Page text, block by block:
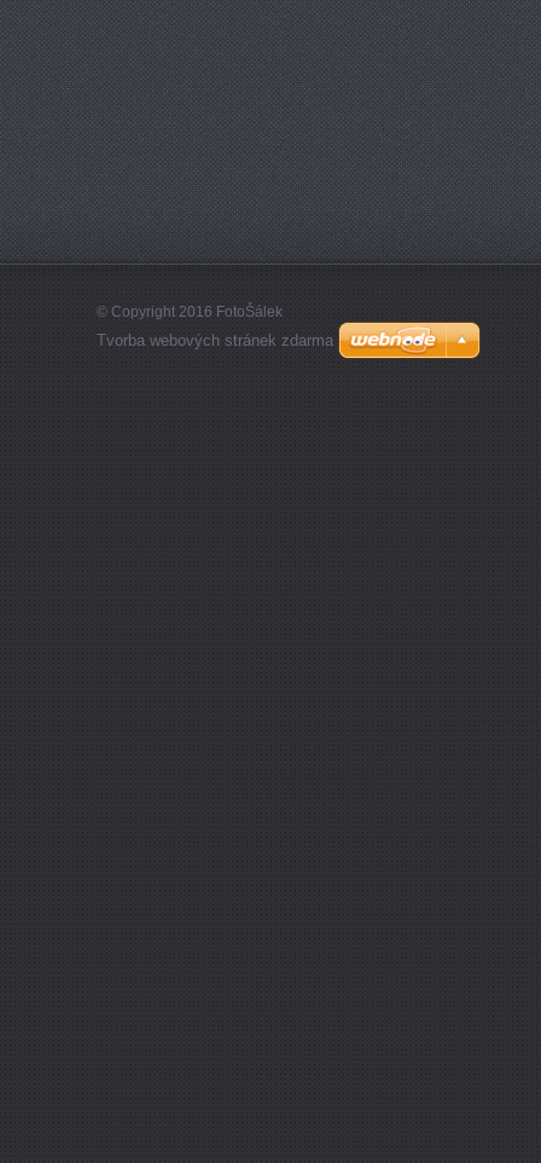
© Copyright 2016 FotoŠálek
Tvorba webových stránek zdarma